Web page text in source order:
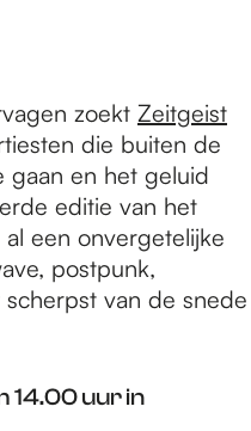
zoekt Zeitgeist
die buiten de
gaan en het geluid
editie van het
een onvergetelijke
postpunk,
van de snede
14.00 uur in